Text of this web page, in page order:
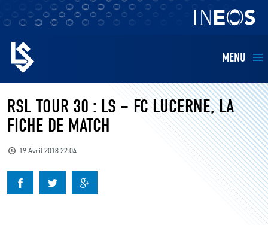
MENU
EQUIPES
BILLETTERIE
KIDS
RSL TOUR 30 : LS – FC LUCERNE, LA
FICHE DE MATCH
19 Avril 2018 22:04